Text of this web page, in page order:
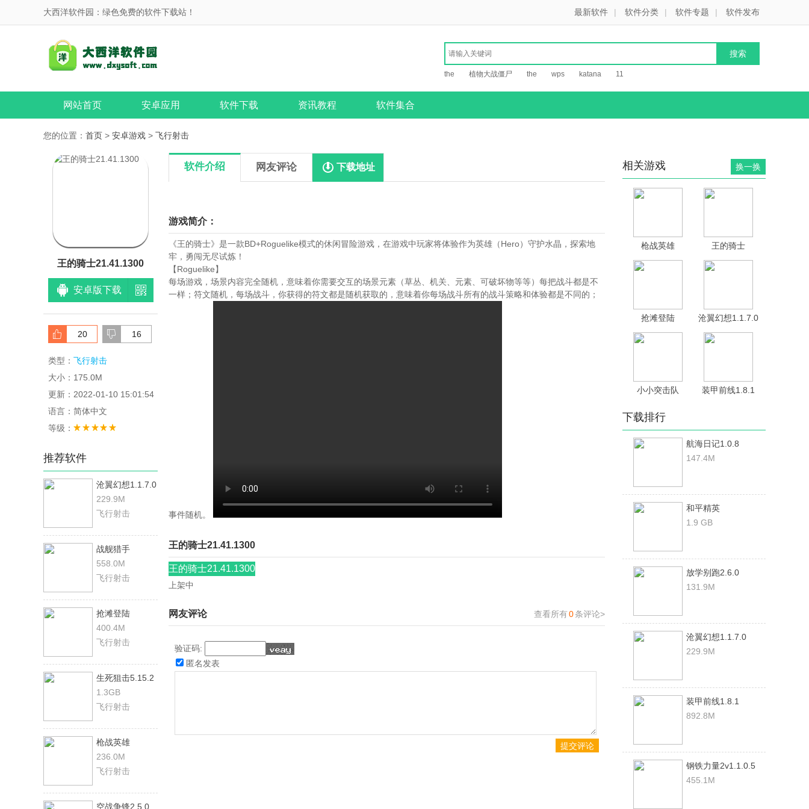
大西洋软件园：绿色免费的软件下载站！ 最新软件 | 软件分类 | 软件专题 | 软件发布
the 植物大战僵尸 the wps katana 11
网站首页 安卓应用 软件下载 资讯教程 软件集合
您的位置： 首页 > 安卓游戏 > 飞行射击
王的骑士21.41.1300
安卓版下载
20 16
类型： 飞行射击
大小：175.0M
更新：2022-01-10 15:01:54
语言：简体中文
等级：
推荐软件
沧翼幻想1.1.7.0
229.9M
飞行射击
战舰猎手
1.19.10
558.0M
飞行射击
抢滩登陆
3D1.2.1.000
400.4M
飞行射击
生死狙击5.15.2
1.3GB
飞行射击
枪战英雄
0.6.4.068
236.0M
飞行射击
空战争锋2.5.0
软件介绍 网友评论 下载地址
游戏简介：
《王的骑士》是一款BD+Roguelike模式的休闲冒险游戏，在游戏中玩家将体验作为英雄（Hero）守护水晶，探索地
牢，勇闯无尽试炼！
【Roguelike】
每场游戏，场景内容完全随机，意味着你需要交互的场景元素（草丛、机关、元素、可破坏物等等）每把战斗都是不
一样；符文随机，每场战斗，你获得的符文都是随机获取的，意味着你每场战斗所有的战斗策略和体验都是不同的；
事件随机。
王的骑士21.41.1300
王的骑士21.41.1300
上架中
查看所有0条评论>
网友评论
验证码:
匿名发表
换一换
相关游戏
枪战英雄
0.6.4.068
王的骑士
21.41.1300
抢滩登陆
3D1.2.1.000
沧翼幻想1.1.7.0
小小突击队
装甲前线1.8.1
下载排行
航海日记1.0.8
147.4M
和平精英
1.9 GB
放学别跑2.6.0
131.9M
沧翼幻想1.1.7.0
229.9M
装甲前线1.8.1
892.8M
钢铁力量2v1.1.0.5
455.1M